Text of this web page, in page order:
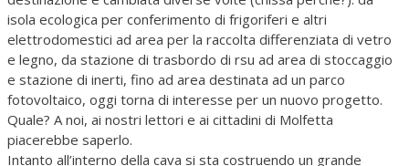
isola ecologica per conferimento di frigoriferi e altri
elettrodomestici ad area per la raccolta differenziata di vetro
e legno, da stazione di trasbordo di rsu ad area di stoccaggio
e stazione di inerti, fino ad area destinata ad un parco
fotovoltaico, oggi torna di interesse per un nuovo progetto.
Quale? A noi, ai nostri lettori e ai cittadini di Molfetta
piacerebbe saperlo.
Intanto all’interno della cava si sta costruendo un grande